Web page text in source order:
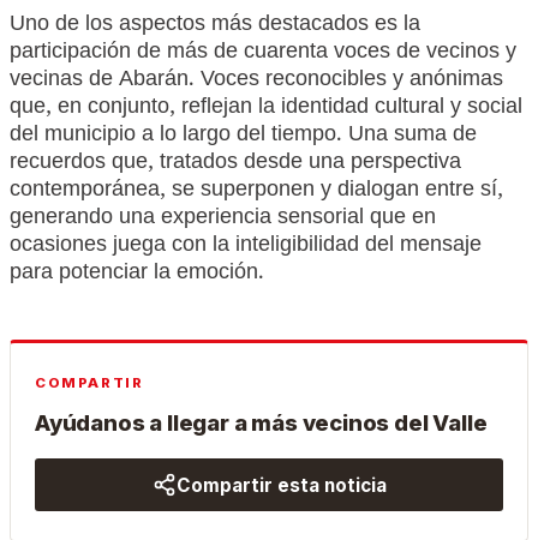
Uno de los aspectos más destacados es la
participación de más de cuarenta voces de vecinos y
vecinas de Abarán. Voces reconocibles y anónimas
que, en conjunto, reflejan la identidad cultural y social
del municipio a lo largo del tiempo. Una suma de
recuerdos que, tratados desde una perspectiva
contemporánea, se superponen y dialogan entre sí,
generando una experiencia sensorial que en
ocasiones juega con la inteligibilidad del mensaje
para potenciar la emoción.
COMPARTIR
Ayúdanos a llegar a más vecinos del Valle
Compartir esta noticia